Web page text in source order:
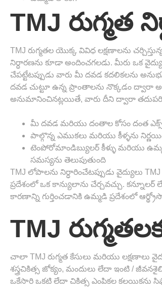
TMJ రుగ్మత
TMJ రుగ్మతల యొక్క వివిధ లక్షణాలను
నిర్ధారణను కూడా అందించగలడు. మీరు ఒక
చేపట్టేటప్పుడు వారు మీ దవడ కదలికలను
దవడ చుట్టూ ఉన్న ప్రాంతాలను నొక్కడం ద్వారా
అనుమానించినట్లయితే, వారు దీని ద్వారా తదుపరి
మీ దవడ మరియు దంతాల కోసం దంత
పాల్గొన్న ఎముకలు మరియు కీళ్ళను
టెంపోరోమాండిబ్యులర్ కీళ్ళు మరియు
సమస్యను తెలుపుతుంది
TMJ లోపాలను నిర్ధారించేటప్పుడు వైద్యులు
ప్రదేశంలో ఒక కాన్యులాను చేర్చవచ్చు.
కారణాన్ని గుర్తించడానికి ఉమ్మడి ప్రదేశంలో
TMJ
చాలా TMJ రుగ్మత కేసులు మరియు లక్షణాలు
శస్త్రచికిత్స జోక్యం, మందులు లేదా ఇంటి /
ఒకేసారి ఒకటి లేదా చికిత్స ఎంపికల కలయికను